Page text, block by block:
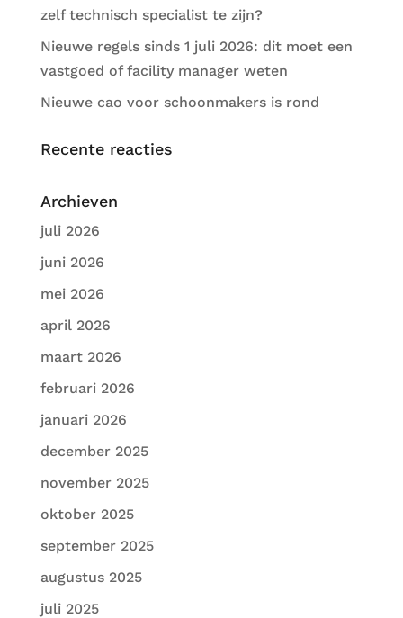
zelf technisch specialist te zijn?
Nieuwe regels sinds 1 juli 2026: dit moet een
vastgoed of facility manager weten
Nieuwe cao voor schoonmakers is rond
Recente reacties
Archieven
juli 2026
juni 2026
mei 2026
april 2026
maart 2026
februari 2026
januari 2026
december 2025
november 2025
oktober 2025
september 2025
augustus 2025
juli 2025